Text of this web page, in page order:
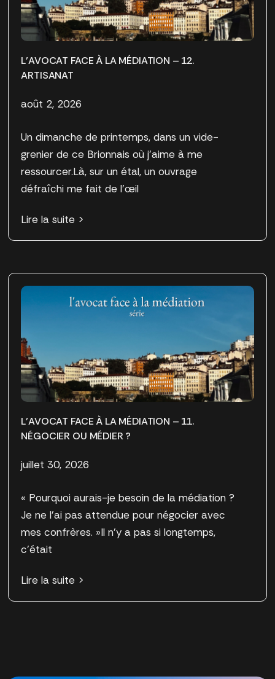
L’AVOCAT FACE À LA MÉDIATION – 12.
ARTISANAT
août 2, 2026
Un dimanche de printemps, dans un vide-
grenier de ce Brionnais où j’aime à me
ressourcer.Là, sur un étal, un ouvrage
défraîchi me fait de l’œil
Lire la suite >
L’AVOCAT FACE À LA MÉDIATION – 11.
NÉGOCIER OU MÉDIER ?
juillet 30, 2026
« Pourquoi aurais-je besoin de la médiation ?
Je ne l’ai pas attendue pour négocier avec
mes confrères. »Il n’y a pas si longtemps,
c’était
Lire la suite >